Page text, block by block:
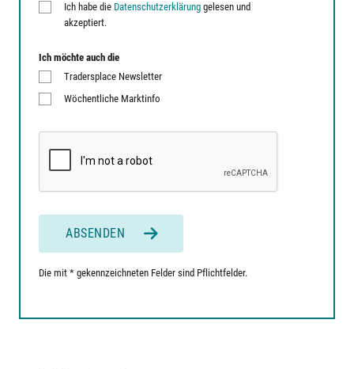
Ich habe die Datenschutzerklärung gelesen und
akzeptiert.
Ich möchte auch die
Tradersplace Newsletter
Wöchentliche Marktinfo
ABSENDEN
Die mit * gekennzeichneten Felder sind Pflichtfelder.